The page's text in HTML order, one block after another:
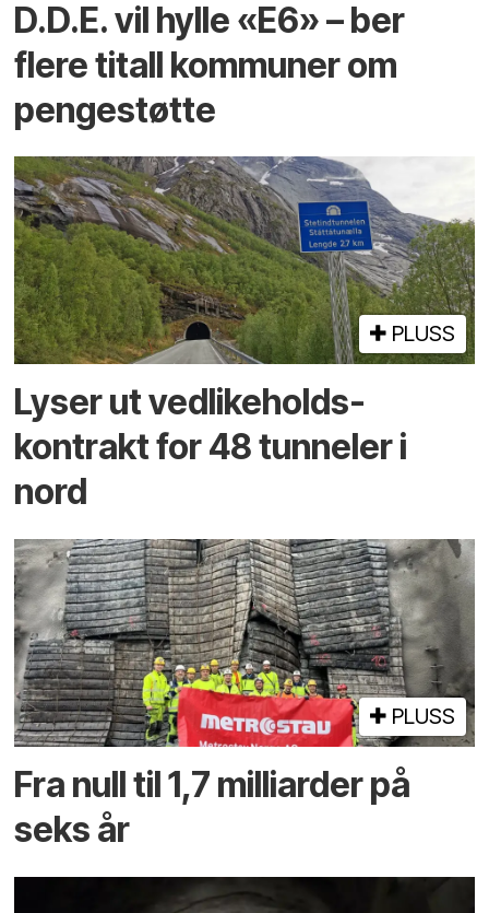
D.D.E. vil hylle «E6» – ber
flere titall kommuner om
pengestøtte
PLUSS
Lyser ut vedlikeholds­
kontrakt for 48 tunneler i
nord
PLUSS
Fra null til 1,7 milliarder på
seks år